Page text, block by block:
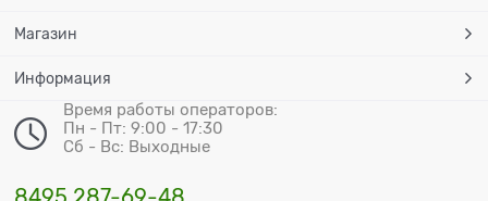
Магазин
Информация
Время работы операторов:
Пн - Пт: 9:00 - 17:30
Сб - Вс: Выходные